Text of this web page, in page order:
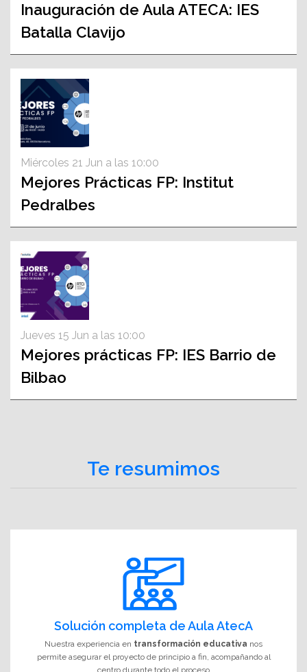
Inauguración de Aula ATECA: IES
Batalla Clavijo
Miércoles 21 Jun a las 10:00
Mejores Prácticas FP: Institut
Pedralbes
Jueves 15 Jun a las 10:00
Mejores prácticas FP: IES Barrio de
Bilbao
Te resumimos
Solución completa de Aula AtecA
Nuestra experiencia en transformación educativa nos
permite asegurar el proyecto de principio a fin, acompañando al
centro durante todo el proceso